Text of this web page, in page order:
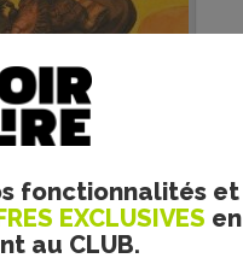
fonctionnalités et
EXCLUSIVES en
au CLUB.
le scénario de ces
avec la